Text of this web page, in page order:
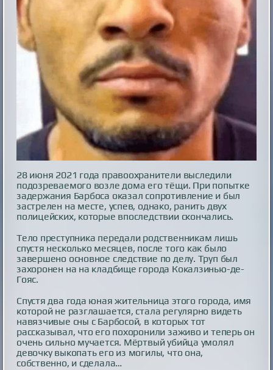
28 июня 2021 года правоохранители выследили
подозреваемого возле дома его тёщи. При попытке
задержания Барбоса оказал сопротивление и был
застрелен на месте, успев, однако, ранить двух
полицейских, которые впоследствии скончались.
Тело преступника передали родственникам лишь
спустя несколько месяцев, после того как было
завершено основное следствие по делу. Труп был
захоронен на на кладбище города Кокалзинью-де-
Гояс.
Спустя два года юная жительница этого города, имя
которой не разглашается, стала регулярно видеть
навязчивые сны с Барбосой, в которых тот
рассказывал, что его похоронили заживо и теперь он
очень сильно мучается. Мёртвый убийца умолял
девочку выкопать его из могилы, что она,
собственно, и сделала…